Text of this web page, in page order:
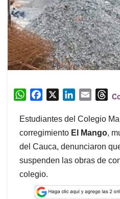
W
a
t
s
p
c
e
b
k
n
k
e
a
i
l
T
r
a
Estudiantes del Colegio
corregimiento El Mango,
del Cauca, denunciaron
suspenden las obras de
colegio.